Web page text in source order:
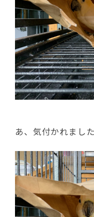
あ、気付かれました